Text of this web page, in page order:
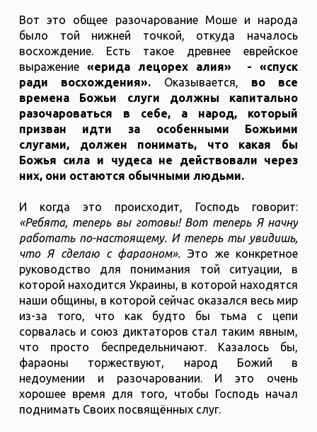
Вот это общее разочарование Моше и народа
было той нижней точкой, откуда началось
восхождение. Есть такое древнее еврейское
выражение «ерида лецорех алия» - «спуск
ради восхождения». Оказывается, во все
времена Божьи слуги должны капитально
разочароваться в себе, а народ, который
призван идти за особенными Божьими
слугами, должен понимать, что какая бы
Божья сила и чудеса не действовали через
них, они остаются обычными людьми.
И когда это происходит, Господь говорит:
«Ребята, теперь вы готовы! Вот теперь Я начну
работать по-настоящему. И теперь ты увидишь,
что Я сделаю с фараоном». Это же конкретное
руководство для понимания той ситуации, в
которой находится Украины, в которой находятся
наши общины, в которой сейчас оказался весь мир
из-за того, что как будто бы тьма с цепи
сорвалась и союз диктаторов стал таким явным,
что просто беспредельничают. Казалось бы,
фараоны торжествуют, народ Божий в
недоумении и разочаровании. И это очень
хорошее время для того, чтобы Господь начал
поднимать Своих посвящённых слуг.